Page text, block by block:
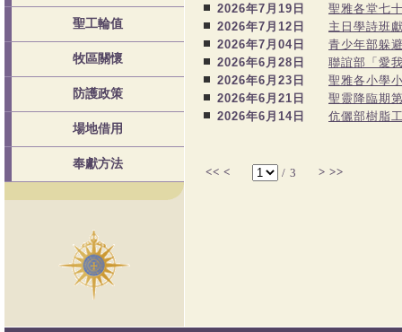
聖工輪值
牧區關懷
防護政策
場地借用
奉獻方法
2026年7月19日
聖雅各堂七
2026年7月12日
主日學詩班
2026年7月04日
青少年部躲
2026年6月28日
聯誼部「愛
2026年6月23日
聖雅各小學
2026年6月21日
聖靈降臨期
2026年6月14日
伉儷部樹脂
<< < / 3 > >>